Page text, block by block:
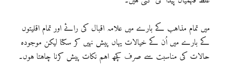
میں تمام مذاہب کے بارے میں علامہ اقبال کی رائے اور تمام اقلیتوں
کے بارے میں اُن کے خیالات یہاں پیش نہیں کر سکتا لیکن موجودہ
حالات کی مناسبت سے صرف کچھ اہم نکات پیش کرنا چاہتا ہوں۔